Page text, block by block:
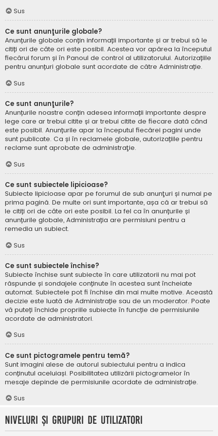
Sus
Ce sunt anunţurile globale?
Anunțurile globale conțin informații importante și ar trebui să le
citiți ori de câte ori este posibil. Acestea vor apărea la începutul
fiecărui forum și în Panoul de control al utilizatorului. Autorizațiile
pentru anunțuri globale sunt acordate de către Administrație.
Sus
Ce sunt anunţurile?
Anunțurile noastre conțin adesea informații importante despre
lege care ar trebui citite și ar trebui citite de fiecare dată când
este posibil. Anunțurile apar la începutul fiecărei pagini unde
sunt publicate. Ca și în reclamele globale, autorizațiile pentru
reclame sunt aprobate de administraţie.
Sus
Ce sunt subiectele lipicioase?
Subiecte lipicioase apar pe forumul de sub anunţuri și numai pe
prima pagină. De multe ori sunt importante, așa că ar trebui să
le citiți ori de câte ori este posibil. La fel ca în anunțurile și
anunțurile globale, Administrația are permisiuni pentru a
remedia un subiect.
Sus
Ce sunt subiectele închise?
Subiecte închise sunt subiecte în care utilizatorii nu mai pot
răspunde și sondajele conținute în acestea sunt încheiate
automat. Subiectele pot fi închise din mai multe motive. Această
decizie este luată de Administrație sau de un moderator. Poate
vă puteți închide propriile subiecte în funcție de permisiunile
acordate de administratori.
Sus
Ce sunt pictogramele pentru temă?
Sunt imagini alese de autorul subiectului pentru a indica
conținutul aceluiași. Posibilitatea utilizării pictogramelor în
mesaje depinde de permisiunile acordate de administrație.
Sus
Niveluri și grupuri de utilizatori